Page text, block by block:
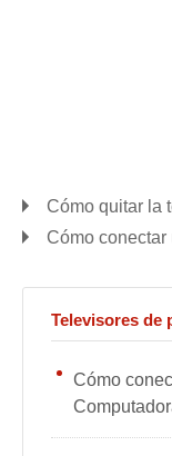
Cómo quitar la
Cómo
Televisores de
Cómo